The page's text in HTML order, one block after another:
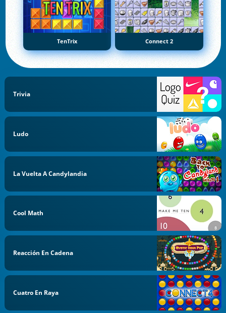
TenTrix Connect 2
Trivia
Ludo
La Vuelta A Candylandia
Cool Math
Reacción En Cadena
Cuatro En Raya